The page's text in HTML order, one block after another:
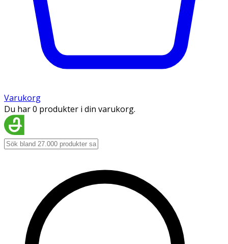
Varukorg
Du har 0 produkter i din varukorg.